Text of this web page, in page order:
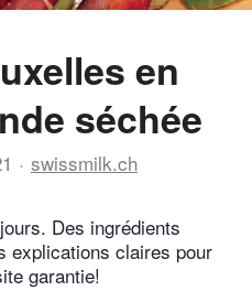
en
séchée
swissmilk.ch
Des ingrédients
explications claires pour
garantie!